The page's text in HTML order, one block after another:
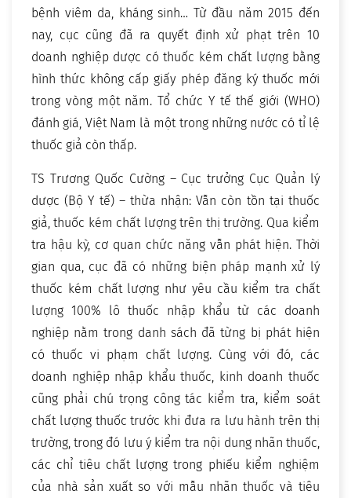
bệnh viêm da, kháng sinh… Từ đầu năm 2015 đến
nay, cục cũng đã ra quyết định xử phạt trên 10
doanh nghiệp dược có thuốc kém chất lượng bằng
hình thức không cấp giấy phép đăng ký thuốc mới
trong vòng một năm. Tổ chức Y tế thế giới (WHO)
đánh giá, Việt Nam là một trong những nước có tỉ lệ
thuốc giả còn thấp.
TS Trương Quốc Cường – Cục trưởng Cục Quản lý
dược (Bộ Y tế) – thừa nhận: Vẫn còn tồn tại thuốc
giả, thuốc kém chất lượng trên thị trường. Qua kiểm
tra hậu kỳ, cơ quan chức năng vẫn phát hiện. Thời
gian qua, cục đã có những biện pháp mạnh xử lý
thuốc kém chất lượng như yêu cầu kiểm tra chất
lượng 100% lô thuốc nhập khẩu từ các doanh
nghiệp nằm trong danh sách đã từng bị phát hiện
có thuốc vi phạm chất lượng. Cùng với đó, các
doanh nghiệp nhập khẩu thuốc, kinh doanh thuốc
cũng phải chú trọng công tác kiểm tra, kiểm soát
chất lượng thuốc trước khi đưa ra lưu hành trên thị
trường, trong đó lưu ý kiểm tra nội dung nhãn thuốc,
các chỉ tiêu chất lượng trong phiếu kiểm nghiệm
của nhà sản xuất so với mẫu nhãn thuốc và tiêu